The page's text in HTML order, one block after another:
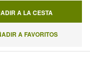
A LA CESTA
A FAVORITOS